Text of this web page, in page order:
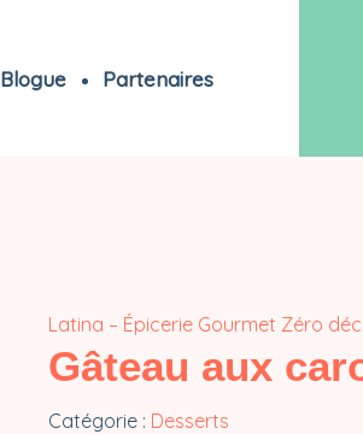
Blogue Partenaires
Latina – Épicerie Gourmet Zéro
Gâteau aux
Catégorie : Desserts